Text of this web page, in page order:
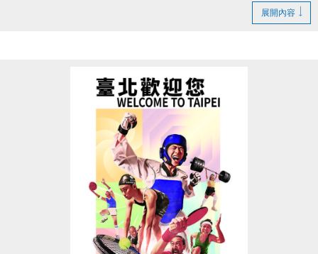
適能櫃台【領券】即可免費進場。
• 活動期間使用三樓體適能每一小時，請先至櫃台刷
出，再重新刷入一次。
• 進入體適能中心須年滿16歲。
• 進入泳池、體適能館，請遵守場館使用規範及服裝規
• 游泳池清場時間不開放使用
清場時間：2/27、3/3 上午 10:00~10:30及下午
展開內容